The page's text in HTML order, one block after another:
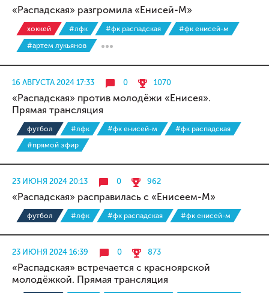
«Распадская» разгромила «Енисей-М»
хоккей #лфк #фк распадская
#фк енисей-м
#артем лукьянов
16 АВГУСТА 2024 17:33 0 1070
«Распадская» против молодёжи «Енисея».
Прямая трансляция
футбол #лфк #фк енисей-м
#фк распадская
#прямой эфир
23 ИЮНЯ 2024 20:13 0 962
«Распадская» расправилась с «Енисеем-М»
футбол #лфк #фк распадская #фк енисей-м
23 ИЮНЯ 2024 16:39 0 873
«Распадская» встречается с красноярской
молодёжкой. Прямая трансляция